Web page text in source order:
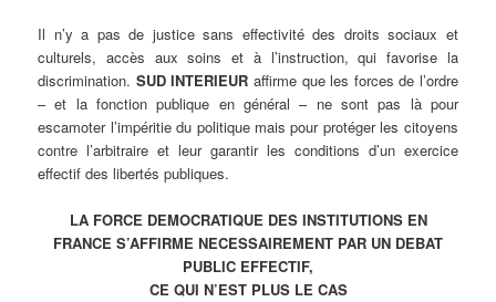
Il n’y a pas de justice sans effectivité des droits sociaux et
culturels, accès aux soins et à l’instruction, qui favorise la
discrimination. SUD INTERIEUR affirme que les forces de l’ordre
– et la fonction publique en général – ne sont pas là pour
escamoter l’impéritie du politique mais pour protéger les citoyens
contre l’arbitraire et leur garantir les conditions d’un exercice
effectif des libertés publiques.
LA FORCE DEMOCRATIQUE DES INSTITUTIONS EN
FRANCE S’AFFIRME NECESSAIREMENT PAR UN DEBAT
PUBLIC EFFECTIF,
CE QUI N’EST PLUS LE CAS